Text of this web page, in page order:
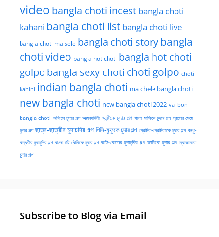
video bangla choti incest bangla choti
kahani bangla choti list bangla choti live
bangla choti ma sele bangla choti storybangla
choti video bangla hot choti bangla hot choti
golpo bangla sexy choti choti golpo choti
kahini indian bangla choti ma chele bangla choti
new bangla choti new bangla choti 2022 vai bon
bangla choti অফিসে চুদার গল্প আত্মকাহিনী আন্টিকে চুদার গল্প খালা-মাসিকে চুদার গল্প গ্রামের মেয়ে
চুদার গল্প ছাত্র-ছাত্রীর চুদাচদির গল্প পিসি-ফুফুকে চুদার গল্প প্রেমিক-প্রেমিকাকে চুদার গল্প বন্ধু-
বান্ধবীর চুদাচুদির গল্প বাংলা চটি বৌদিকে চুদার গল্প ভাই-বোনের চুদাচুদির গল্প ভাবিকে চুদার গল্প ম্যাডামকে
চুদার গল্প
Subscribe to Blog via Email